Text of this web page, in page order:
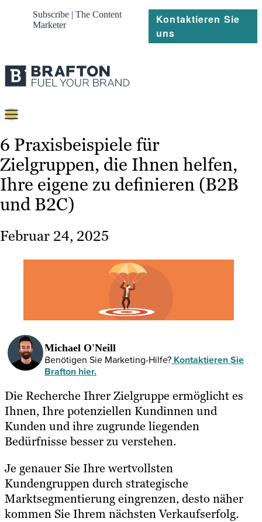
Subscribe | The Content
Marketer
Kontaktieren Sie
uns
Content
Strategie
Platforms
Referenzen
Über
Ressourcen
6 Praxisbeispiele für
Zielgruppen, die Ihnen helfen,
Ihre eigene zu definieren (B2B
und B2C)
Februar 24, 2025
Michael O'Neill
Benötigen Sie Marketing-Hilfe? Kontaktieren Sie
Brafton hier.
Die Recherche Ihrer Zielgruppe ermöglicht es
Ihnen, Ihre potenziellen Kundinnen und
Kunden und ihre zugrunde liegenden
Bedürfnisse besser zu verstehen.
Je genauer Sie Ihre wertvollsten
Kundengruppen durch strategische
Marktsegmentierung eingrenzen, desto näher
kommen Sie Ihrem nächsten Verkaufserfolg.